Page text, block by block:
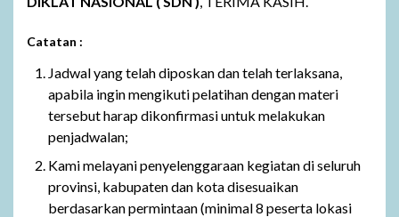
Catatan :
Jadwal yang telah diposkan dan telah terlaksana,
apabila ingin mengikuti pelatihan dengan materi
tersebut harap dikonfirmasi untuk melakukan
penjadwalan;
Kami melayani penyelenggaraan kegiatan di seluruh
provinsi, kabupaten dan kota disesuaikan
berdasarkan permintaan (minimal 8 peserta lokasi